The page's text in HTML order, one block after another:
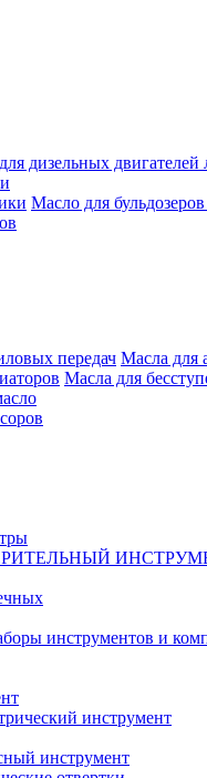
дизельных двигателей
Масло для
Масла для
Масла для
инструментов и
инструмент
инструмент